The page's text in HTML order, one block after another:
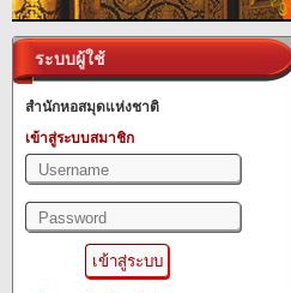
ระบบผู้ใช้
สำนักหอสมุดแห่งชาติ
เข้าสู่ระบบสมาชิก